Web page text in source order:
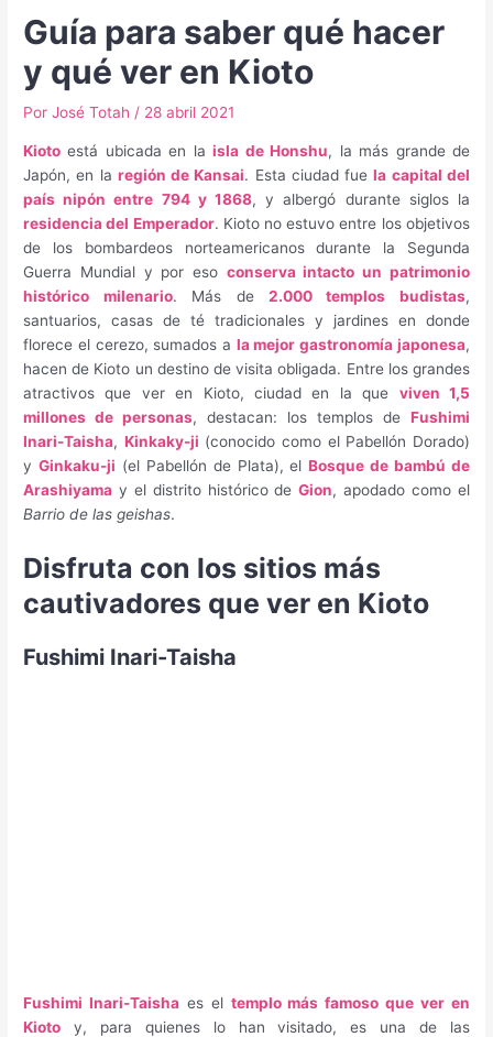
Guía para saber qué hacer
y qué ver en Kioto
PorJosé Totah / 28 abril 2021
Kioto está ubicada en laisla de Honshu, la más grande de
Japón, en la región de Kansai. Esta ciudad fuela capital del
país nipón entre 794 y 1868, y albergó durante siglos la
residencia del Emperador. Kioto no estuvo entre los objetivos
de los bombardeos norteamericanos durante la Segunda
Guerra Mundial y por eso conserva intacto un patrimonio
histórico milenario. Más de 2.000 templos budistas,
santuarios, casas de té tradicionales y jardines en donde
florece el cerezo, sumados a la mejor gastronomía japonesa,
hacen de Kioto un destino de visita obligada. Entre los grandes
atractivos que ver en Kioto, ciudad en la que viven 1,5
millones de personas, destacan: los templos de Fushimi
Inari-Taisha, Kinkaky-ji (conocido como el Pabellón Dorado)
y Ginkaku-ji (el Pabellón de Plata), elBosque de bambú de
Arashiyama y el distrito histórico deGion, apodado como el
Barrio de las geishas.
Disfruta con los sitios más
cautivadores que ver en Kioto
Fushimi Inari-Taisha
Fushimi Inari-Taishaes el templo más famoso que ver en
Kioto y, para quienes lo han visitado, es una de las